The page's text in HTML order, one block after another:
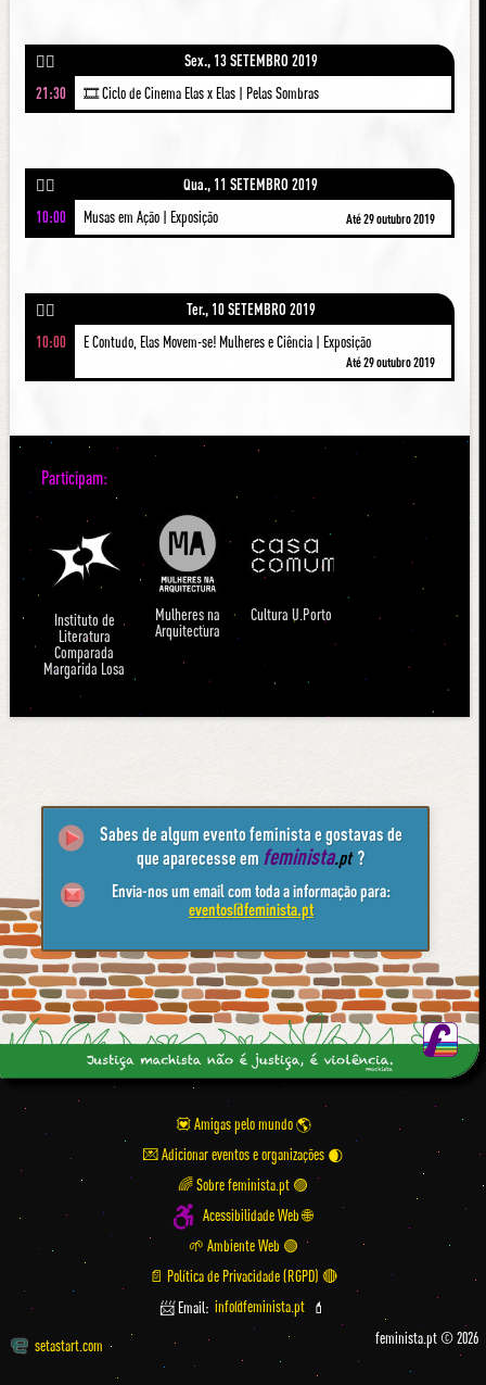
🚶‍♀️
Sex., 13 SETEMBRO 2019
21:30
🎞 Ciclo de Cinema Elas x Elas | Pelas Sombras
🚶‍♀️
Qua., 11 SETEMBRO 2019
10:00
Musas em Ação | Exposição Até 29 outubro 2019
🚶‍♀️
Ter., 10 SETEMBRO 2019
10:00
E Contudo, Elas Movem-se! Mulheres e Ciência | Exposição
Até 29 outubro 2019
Participam:
Instituto de
Literatura
Comparada
Margarida Losa
Mulheres na
Arquitectura
Cultura U.Porto
Sabes de algum evento feminista e gostavas de
que aparecesse em feminista.pt ?
Envia-nos um email com toda a informação para:
eventos@feminista.pt
💟 Amigas pelo mundo
💌 Adicionar eventos e organizações
🌈 Sobre feminista.pt 🟣
Acessibilidade Web 🌐
🌱 Ambiente Web 🟢
📄 Política de Privacidade (RGPD) 🔴
📨 Email: info@feminista.pt 💄
setastart.com feminista.pt © 2026